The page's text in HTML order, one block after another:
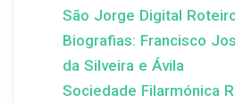
São Jorge Digital
Biografias: Francisco
da Silveira e Ávila
Sociedade Filarmónica